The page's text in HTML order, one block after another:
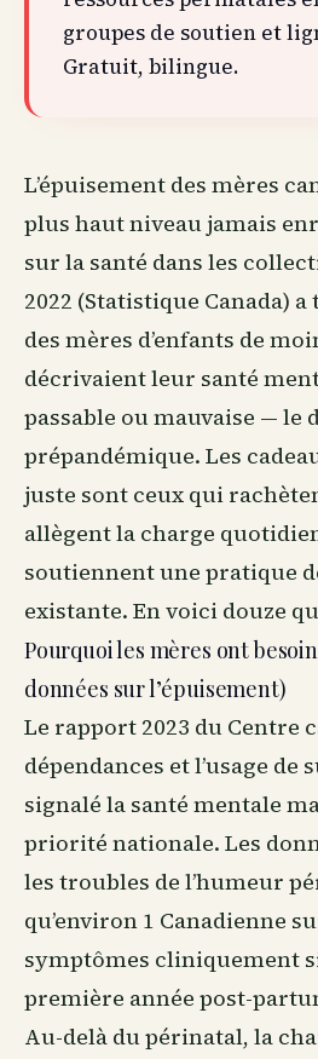
groupes de soutien et
Gratuit, bilingue.
L’épuisement des mères
plus haut niveau jamais
sur la santé dans les
2022 (Statistique Canada)
des mères d’enfants de
décrivaient leur santé
passable ou mauvaise — le
prépandémique. Les
juste sont ceux qui
allègent la charge
soutiennent une pratique
existante. En voici douze
Pourquoi les mères ont
données sur l’épuisement)
Le rapport 2023 du Centre
dépendances et l’usage de
signalé la santé mentale
priorité nationale. Les
les troubles de l’humeur
qu’environ 1 Canadienne
symptômes cliniquement
première année post-
Au-delà du périnatal, la